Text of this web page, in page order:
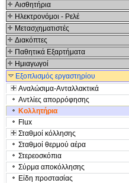
Αισθητήρια
Ηλεκτρονόμοι - Ρελέ
Μετασχηματιστές
Διακόπτες
Παθητικά Εξαρτήματα
Hμιαγωγοί
Εξοπλισμός εργαστηρίου
Αναλώσιμα-Ανταλλακτικά
Αντλίες απορρόφησης
Κολλητήρια
Flux
Σταθμοί κόλλησης
Σταθμοί θερμού αέρα
Στερεοσκόπια
Σύρμα αποκόλλησης
Είδη προστασίας